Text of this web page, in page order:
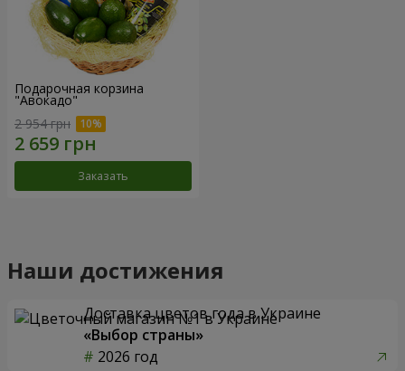
Подарочная корзина
"Авокадо"
2 954 грн
Заказать
Наши достижения
Доставка цветов года в Украине
«Выбор страны»
2026 год